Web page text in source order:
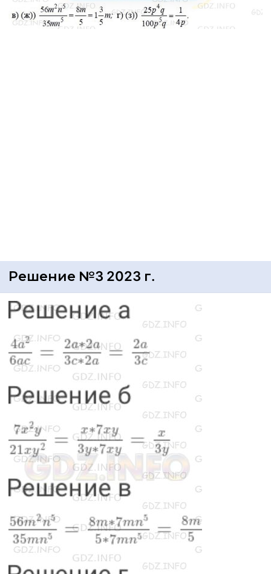
Решение №3 2023 г.